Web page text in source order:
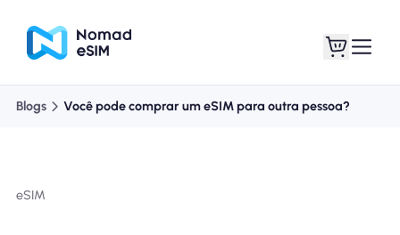
Blogs Você pode comprar um eSIM para outra pessoa?
eSIM